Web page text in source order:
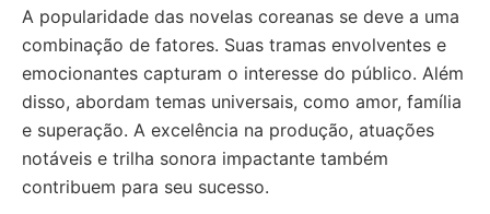
A popularidade das novelas coreanas se deve a uma
combinação de fatores. Suas tramas envolventes e
emocionantes capturam o interesse do público. Além
disso, abordam temas universais, como amor, família
e superação. A excelência na produção, atuações
notáveis e trilha sonora impactante também
contribuem para seu sucesso.